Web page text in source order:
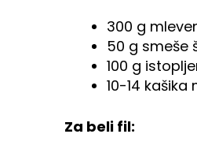
300 g
50 g smeše
100 g
10-14 kašika
Za beli fil: